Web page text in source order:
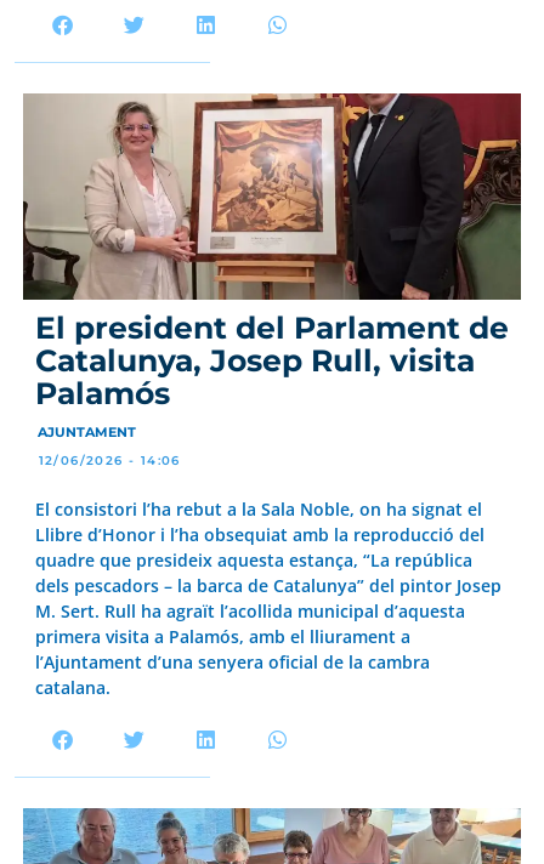
El president del Parlament de
Catalunya, Josep Rull, visita
Palamós
AJUNTAMENT
12/06/2026 - 14:06
El consistori l’ha rebut a la Sala Noble, on ha signat el
Llibre d’Honor i l’ha obsequiat amb la reproducció del
quadre que presideix aquesta estança, “La república
dels pescadors – la barca de Catalunya” del pintor Josep
M. Sert. Rull ha agraït l’acollida municipal d’aquesta
primera visita a Palamós, amb el lliurament a
l’Ajuntament d’una senyera oficial de la cambra
catalana.